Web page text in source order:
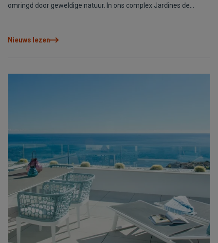
omringd door geweldige natuur. In ons complex Jardines de
Nieuws lezen